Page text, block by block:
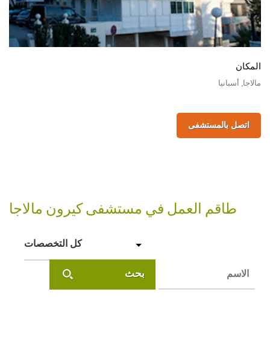
المكان
مالاجا, أسبانيا
اتصل بالمستشفى
طاقم العمل في مستشفى كيرون مالاجا
كل التخصصات
بحث